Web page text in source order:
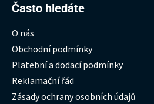
Často hledáte
O nás
Obchodní podmínky
Platební a dodací podmínky
Reklamační řád
Zásady ochrany osobních údajů
Hledat: